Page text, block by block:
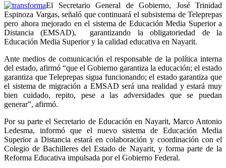
El Secretario General de Gobierno, José Trinidad
Espinoza Vargas, señaló que continuará el subsistema de Teleprepas
pero ahora mejorado en el sistema de Educación Media Superior a
Distancia (EMSAD), garantizando la obligatoriedad de la
Educación Media Superior y la calidad educativa en Nayarit.
Ante medios de comunicación el responsable de la política interna
del estado, afirmó “que el Gobierno garantiza la educación; el estado
garantiza que Teleprepas sigua funcionando; el estado garantiza que
el sistema de migración a EMSAD será una realidad y estará muy
bien cuidado, repito, pese a las adversidades que se puedan
generar”, afirmó.
Por su parte el Secretario de Educación en Nayarit, Marco Antonio
Ledesma, informó que el nuevo sistema de Educación Media
Superior a Distancia estará en colaboración y coordinación con el
Colegio de Bachilleres del Estado de Nayarit, y forma parte de la
Reforma Educativa impulsada por el Gobierno Federal.